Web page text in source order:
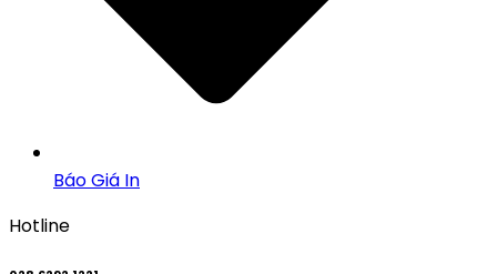
Báo Giá In
Hotline